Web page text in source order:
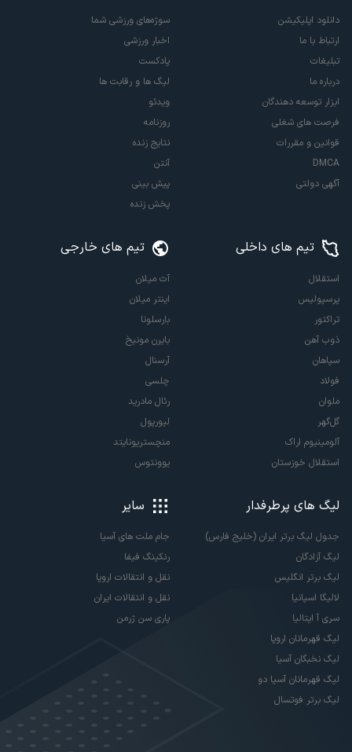
دانلود اپلیکیشن
ارتباط با ما
تبلیغات
درباره ما
ابزار توسعه دهندگان
فرصت های شغلی
قوانین و مقررات
DMCA
آگهی دولتی
سوژه‌های ورزشی شما
اخبار ورزشی
پادکست
لیگ ها و رقابت ها
ویدئو
روزنامه
نتایج زنده
آنتن
پیش بینی
پخش زنده
تیم های داخلی
استقلال
پرسپولیس
تراکتور
ذوب آهن
سپاهان
فولاد
ملوان
گل‌گهر
آلومینیوم اراک
استقلال خوزستان
تیم های خارجی
آث میلان
اینتر میلان
بارسلونا
بایرن مونیخ
آرسنال
چلسی
رئال مادرید
لیورپول
منچستریونایتد
یوونتوس
لیگ های پرطرفدار
جدول لیگ برتر ایران (خلیج فارس)
لیگ آزادگان
لیگ برتر انگلیس
لالیگا اسپانیا
سری آ ایتالیا
لیگ قهرمانان اروپا
لیگ نخبگان آسیا
لیگ قهرمانان آسیا دو
لیگ برتر فوتسال
سایر
جام ملت های آسیا
رنکینگ فیفا
نقل و انتقالات اروپا
نقل و انتقالات ایران
پاری سن ژرمن